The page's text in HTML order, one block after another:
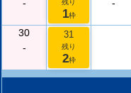
-
残り
1枠
-
30
-
31
残り
2枠